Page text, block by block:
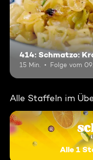
414: Schmatzo:
15 Min. Folge vom
Alle Staffeln im
Alle 1